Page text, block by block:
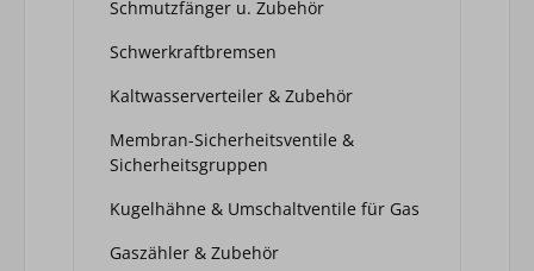
Schmutzfänger u. Zubehör
Schwerkraftbremsen
Kaltwasserverteiler & Zubehör
Membran-Sicherheitsventile &
Sicherheitsgruppen
Kugelhähne & Umschaltventile für Gas
Gaszähler & Zubehör